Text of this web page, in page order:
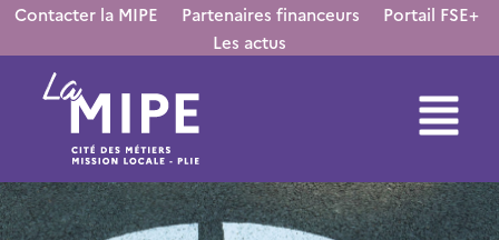
principal
Contacter la MIPE Partenaires financeurs
Portail FSE+
Les actus